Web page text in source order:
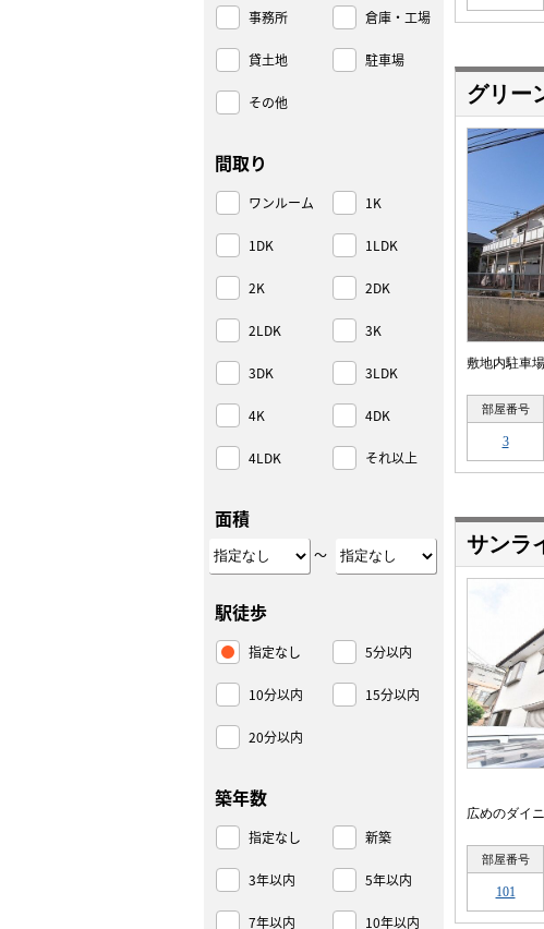
グリー
敷地内駐車
部屋番号
3
サンラ
広めのダイ
部屋番号
101
事務所 倉庫・工場
貸土地 駐車場
その他
間取り
ワンルーム 1K
1DK 1LDK
2K 2DK
2LDK 3K
3DK 3LDK
4K 4DK
4LDK それ以上
面積
～
駅徒歩
指定なし 5分以内
10分以内 15分以内
20分以内
築年数
指定なし 新築
3年以内 5年以内
7年以内 10年以内